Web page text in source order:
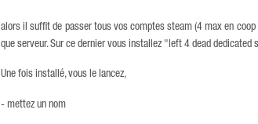
alors il suffit de passer tous vos comptes steam (4 max en
que serveur. Sur ce dernier vous installez "left 4 dead
Une fois installé, vous le lancez,
- mettez un nom